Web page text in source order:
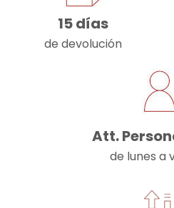
15 días
de devolución
Att.
de lunes a